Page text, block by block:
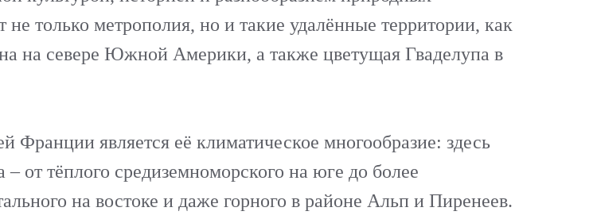
только метрополия, но и такие удалённые территории, как
на севере Южной Америки, а также цветущая Гваделупа в
Франции является её климатическое многообразие: здесь
от тёплого средиземноморского на юге до более
на востоке и даже горного в районе Альп и Пиренеев.